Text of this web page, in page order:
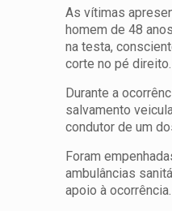
As vítimas
homem de 48
na testa,
corte no pé direito.
Durante a
salvamento
condutor de um
Foram
ambulâncias
apoio à ocorrência.